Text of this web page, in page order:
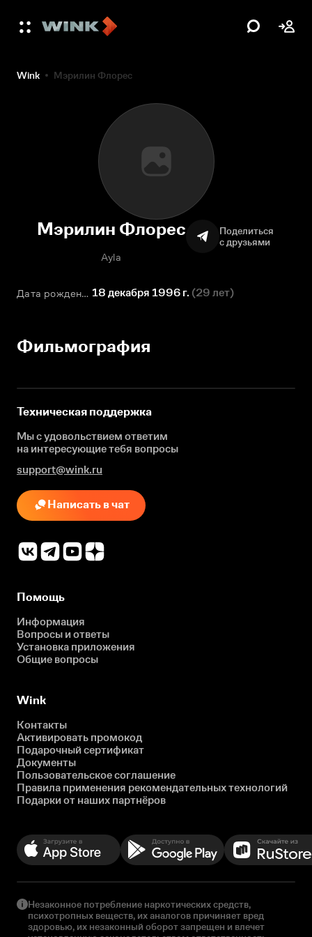
Wink Мэрилин Флорес
Мэрилин Флорес
Ayla
Поделиться
с друзьями
Дата рождения 18 декабря 1996 г. (29 лет)
Фильмография
Техническая поддержка
Мы с удовольствием ответим
на интересующиетебя вопросы
support@wink.ru
Написать в чат
Помощь
Информация
Вопросы и ответы
Установка приложения
Общие вопросы
Wink
Контакты
Активировать промокод
Подарочный сертификат
Документы
Пользовательское соглашение
Правила применения рекомендательных технологий
Подарки от наших партнёров
Незаконное потребление наркотических средств,
психотропных веществ, их аналогов причиняет вред
здоровью, их незаконный оборот запрещен и влечет